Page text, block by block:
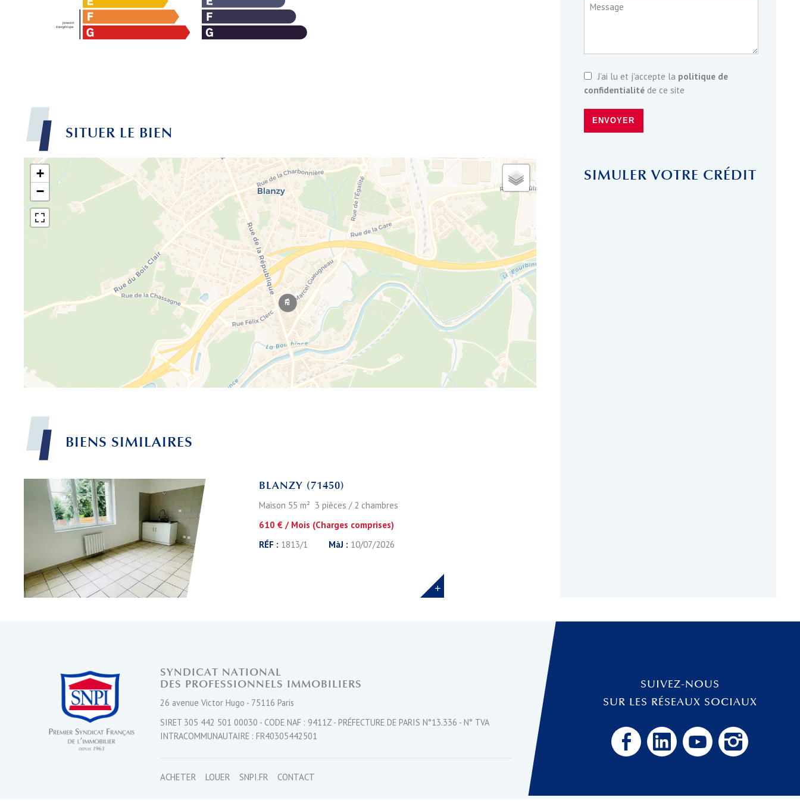
SITUER LE BIEN
+
−
BIENS SIMILAIRES
BLANZY (71450)
Maison 55 m² 3 pièces / 2 chambres
610 € / Mois (Charges comprises)
RÉF : 1813/1 MàJ : 10/07/2026
Message
J’ai lu et j'accepte la politique de
confidentialitéde ce site
ENVOYER
SIMULER VOTRE CRÉDIT
SYNDICAT NATIONAL
DES PROFESSIONNELS IMMOBILIERS
26 avenue Victor Hugo - 75116 Paris
SIRET 305 442 501 00030 - CODE NAF : 9411Z - PRÉFECTURE DE PARIS N°13.336 - N° TVA
INTRACOMMUNAUTAIRE : FR40305442501
ACHETER LOUER SNPI.FR CONTACT
SUIVEZ-NOUS
SUR LES RÉSEAUX SOCIAUX